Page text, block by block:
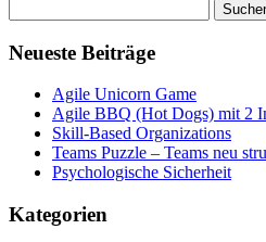
nach:
Neueste Beiträge
Agile Unicorn Game
Agile BBQ (Hot Dogs) mit 2
Skill-Based Organizations
Teams Puzzle – Teams neu
Psychologische Sicherheit
Kategorien